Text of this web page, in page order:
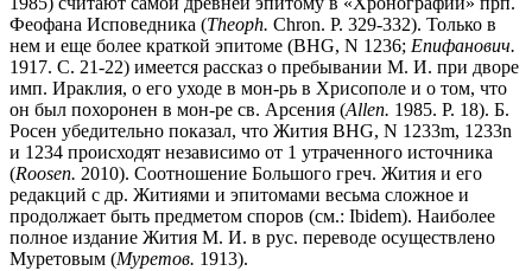
Феофана Исповедника (Theoph. Chron. P. 329-332). Только в
нем и еще более краткой эпитоме (BHG, N 1236; Епифанович.
1917. С. 21-22) имеется рассказ о пребывании М. И. при дворе
имп. Ираклия, о его уходе в мон-рь в Хрисополе и о том, что
он был похоронен в мон-ре св. Арсения (Allen. 1985. P. 18). Б.
Росен убедительно показал, что Жития BHG, N 1233m, 1233n
и 1234 происходят независимо от 1 утраченного источника
(Roosen. 2010). Соотношение Большого греч. Жития и его
редакций с др. Житиями и эпитомами весьма сложное и
продолжает быть предметом споров (см.: Ibidem). Наиболее
полное издание Жития М. И. в рус. переводе осуществлено
Муретовым (Муретов. 1913).